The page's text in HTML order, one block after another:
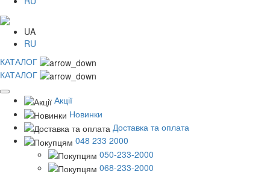
UA
RU
КАТАЛОГ
КАТАЛОГ
Акції
Новинки
Доставка та оплата
048 233 2000
050-233-2000
068-233-2000